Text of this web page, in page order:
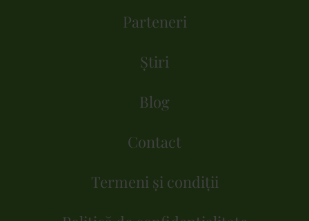
Parteneri
Știri
Blog
Contact
Termeni și condiții